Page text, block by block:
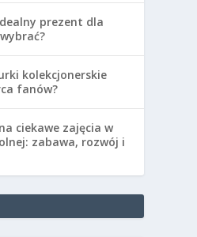
prezent dla
kolekcjonerskie
fanów?
ciekawe zajęcia w
zabawa, rozwój i